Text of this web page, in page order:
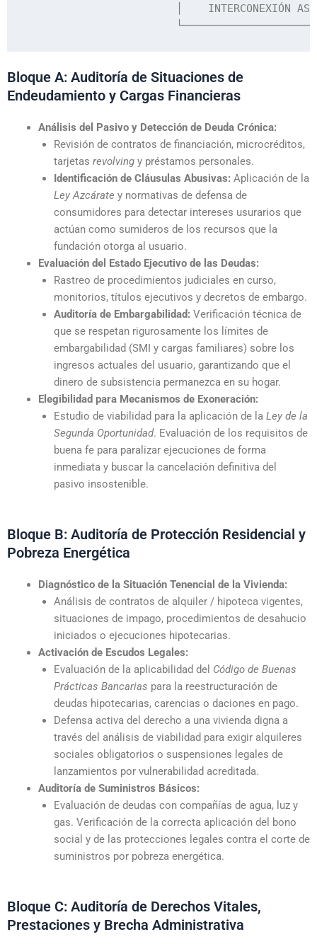
│    INTERCONEXIÓN
Bloque A: Auditoría de Situaciones de
Endeudamiento y Cargas Financieras
Análisis del Pasivo y Detección de Deuda Crónica:
Revisión de contratos de financiación, microcréditos,
tarjetas revolvingy préstamos personales.
Identificación de Cláusulas Abusivas: Aplicación de la
Ley Azcárate y normativas de defensa de
consumidores para detectar intereses usurarios que
actúan como sumideros de los recursos que la
fundación otorga al usuario.
Evaluación del Estado Ejecutivo de las Deudas:
Rastreo de procedimientos judiciales en curso,
monitorios, títulos ejecutivos y decretos de embargo.
Auditoría de Embargabilidad: Verificación técnica de
que se respetan rigurosamente los límites de
embargabilidad (SMI y cargas familiares) sobre los
ingresos actuales del usuario, garantizando que el
dinero de subsistencia permanezca en su hogar.
Elegibilidad para Mecanismos de Exoneración:
Estudio de viabilidad para la aplicación de la Ley de la
Segunda Oportunidad. Evaluación de los requisitos de
buena fe para paralizar ejecuciones de forma
inmediata y buscar la cancelación definitiva del
pasivo insostenible.
Bloque B: Auditoría de Protección Residencial y
Pobreza Energética
Diagnóstico de la Situación Tenencial de la Vivienda:
Análisis de contratos de alquiler / hipoteca vigentes,
situaciones de impago, procedimientos de desahucio
iniciados o ejecuciones hipotecarias.
Activación de Escudos Legales:
Evaluación de la aplicabilidad del Código de Buenas
Prácticas Bancarias para la reestructuración de
deudas hipotecarias, carencias o daciones en pago.
Defensa activa del derecho a una vivienda digna a
través del análisis de viabilidad para exigir alquileres
sociales obligatorios o suspensiones legales de
lanzamientos por vulnerabilidad acreditada.
Auditoría de Suministros Básicos:
Evaluación de deudas con compañías de agua, luz y
gas. Verificación de la correcta aplicación del bono
social y de las protecciones legales contra el corte de
suministros por pobreza energética.
Bloque C: Auditoría de Derechos Vitales,
Prestaciones y Brecha Administrativa